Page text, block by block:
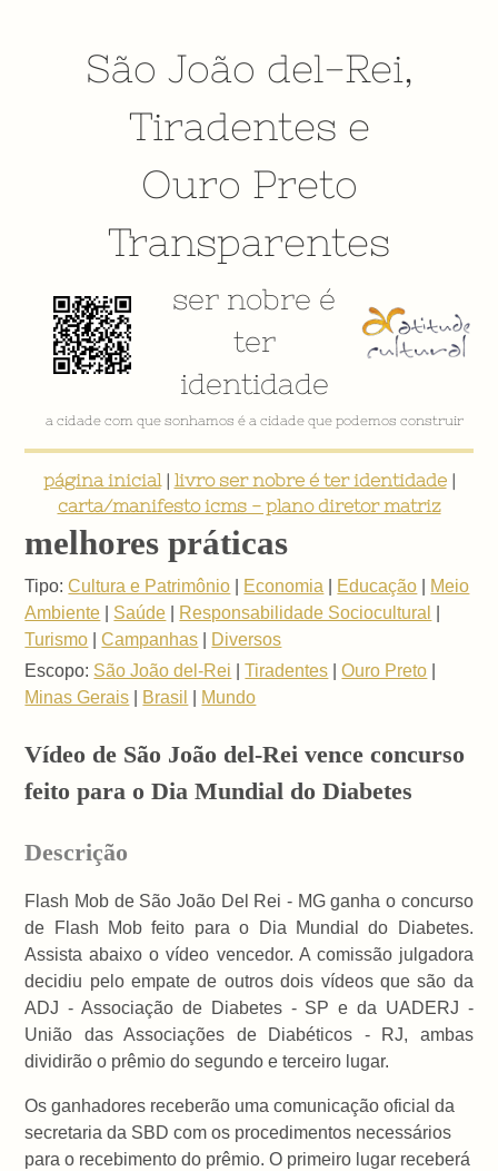
São João del-Rei,
Tiradentes e
Ouro Preto
Transparentes
ser nobre é
ter
identidade
a cidade com que sonhamos é a cidade que podemos construir
página inicial| livro ser nobre é ter identidade|
carta/manifesto icms - plano diretor matriz
melhores práticas
Tipo: Cultura e Patrimônio Economia Educação
Meio
Ambiente
Saúde Responsabilidade Sociocultural
Turismo |Campanhas
Diversos
Escopo: São João del-Rei |Tiradentes |Ouro Preto
Minas Gerais
Brasil Mundo
Vídeo de São João del-Rei vence concurso
feito para o Dia Mundial do Diabetes
Descrição
Flash Mob de São João Del Rei - MG ganha o concurso
de Flash Mob feito para o Dia Mundial do Diabetes.
Assista abaixo o vídeo vencedor. A comissão julgadora
decidiu pelo empate de outros dois vídeos que são da
ADJ - Associação de Diabetes - SP e da UADERJ -
União das Associações de Diabéticos - RJ, ambas
dividirão o prêmio do segundo e terceiro lugar.
Os ganhadores receberão uma comunicação oficial da
secretaria da SBD com os procedimentos necessários
para o recebimento do prêmio. O primeiro lugar receberá